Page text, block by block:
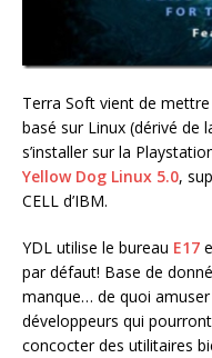
Terra Soft vient de
basé sur Linux (dérivé de
s’installer sur la
Yellow Dog Linux 5.0,
CELL d’IBM.
YDL utilise le bureau E17
par défaut! Base de
manque… de quoi
développeurs qui
concocter des utilitaires